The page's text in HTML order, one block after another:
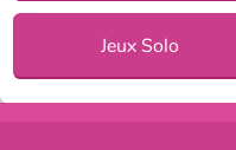
Jeux Solo